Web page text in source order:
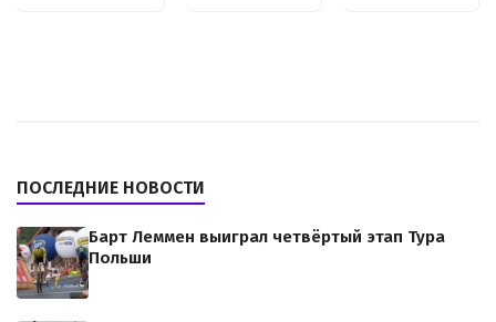
ПОСЛЕДНИЕ НОВОСТИ
Барт Леммен выиграл четвёртый этап Тура
Польши